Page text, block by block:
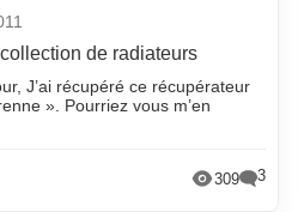
mars 2018
février 2018
janvier 2018
de radiateurs
J’ai récupéré ce récupérateur
». Pourriez vous m’en
309 3